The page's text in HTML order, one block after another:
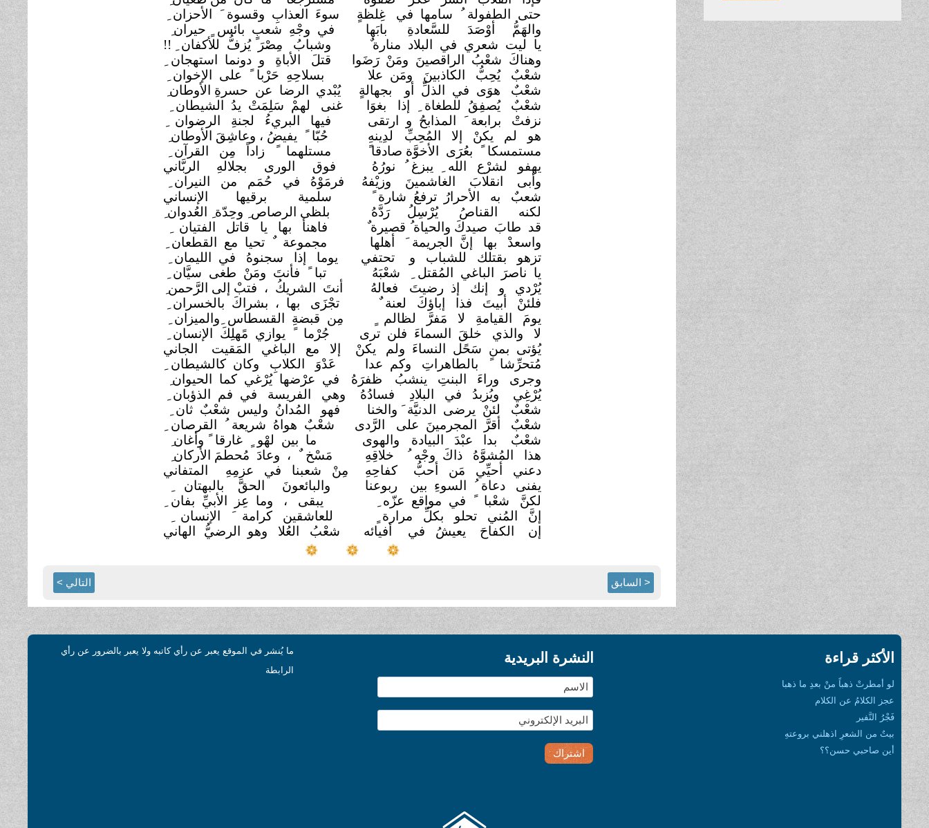
حتى الطفولة ُ سامها في
غِلظةٍ
والهَمُّ أوْصَدَ للسَّعادةِ
بابَها
يا ليت شعري في البلاد منارة
وهناكَ شعْبُ الراقصينَ ومَنْ رَضَوا
شعْبٌ يُحِبُّ الكاذبينَ ومَن علا
شعْبٌ هوَى في الذلِّ أو
بجهالةٍ
شعْبٌ يُصفِقُ للطغاة ِ إذا
بغوَا
نزفتْ برابعة َ المذابحُ و ارتقى
هو لم يكنْ إلا المُحِبِّ
لدِينهِ
مستمسكا ً بعُرَى الأخوَّة صادقا
يهفو لشرْع الله ِ يبزغ ُ
نورُهُ
وأبى انقلابَ الغاشمينَ وزيْفهُ
شعبٌ به الأحرارُ ترفعُ شارة
لكنه القناصُ يُرْسِلُ رَدَّهُ
قد طابَ صيدكَ والحياة ُ قصيرة ٌ
واسعدْ بها إنَّ الجريمة َ
أهلها
تزهو بقتلك للشباب و
تحتفي
يا ناصرَ الباغي المُقتل ِ
شعْبَهُ
يُرْدي و إنك إذ رضيتَ
فعالهُ
فلئنْ أبيتَ فذا إباؤكَ لعنة
يومَ القيامةِ لا مَفرَّ لظالم
لا والذي خلقَ السماءَ فلن ترى
يُؤتى بمن سَحًل النساءَ ولم
يكنْ
مُتحرِّشا ً بالطاهراتِ وكم عدا
وجرى وراءَ البنتِ ينشبُ
ظفرَهُ
يُرْغِي ويُزبدُ في البلادِ
فسادُهُ
شعْبٌ لئنْ يرضى الدنيَّة
شعْبٌ أقرَّ المجرمينَ على
الرَّدى
شعْبٌ بدا عبْدَ البيادة
والهوى
هذا المُشوَّهُ ذاكَ وجْه ُ
خلاقِهِ
دعني أحيِّي مَن أحبُّ
كفاحِهِ
يفنى دعاة ُ السوءِ بين
ربوعنا
لكنَّ شعْبا ً في مواقع عزّه
إنَّ المُني تحلو بكلِّ مرارة
إن الكفاحَ يعيشُ في
أفيائه
سوءَ العذابِ وقسوة َ الأحزان
في وجْهِ شعبٍ بائس ٍ حيران
وشبابُ مِصْرَ يُزفُّ للأكفان
قتلَ الأباةِ و دونما استهجان ِ
بسلاحِهِ حَرْبا ً على الإخوان
يُبْدي الرضا عن حسرةِ الأوطان
غنى لهمْ سَلِمَتْ يدُ الشيطان
فيها البريءُ لجنةِ الرضوان
حُبّا ً يفيضُ ، وعاشِقَ الأوطان
مستلهما ً زاداً مِن القرآن
فوق الورى بجلالهِ
الربَّاني
فرمَوْهُ في حُمَم من النيران
سلمية برقيها الإنساني
بلظى الرصاص ِ وحِدّة ِ العُدوان ِ
فاهنأ بها يا قاتل الفتيان
مجموعة ٌ تحيا مع القطعان
يوما إذا سجنوهُ في الليمان
تبا ً فأنتَ ومَنْ طغى سيَّان
أنتَ الشريكُ ، فتبْ إلى الرَّحمن
تجْزَى بها ، بشراكَ بالخسران
مِن قبضةِ القسطاس ِوالميزان
جُرْما ً يوازي مًهلِكَ الإنسان
إلا مع الباغي المَقيت
الجاني
عَدْوَ الكلابِ وكان كالشيطان ِ
في عرْضها يُرْغي كما الحيوان
وهي الفريسة في فم الذؤبان
فهو المُدانُ وليس شعْبٌ ثان
شعْبٌ هواهُ شريعة ُ القرصان ِ
ما بين لهْو ٍ غارقا ً وأغان
مَسْخ ٌ ، وعادَ مُحطمَ الأركان
مِنْ شعبنا في عزمِهِ
المتفاني
والبائعونَ الحقَّ بالبهتان
يبقى ، وما عِز الأبيِّ بفان ِ
للعاشقين كرامة َ الإنسان
شعْبُ العُلا وهو الرضيُّ
الهاني
< السابق التالي >
الأكثر قراءة
لو أمطرتْ ذهباً منْ بعدِ ما ذهبا
عجز الكلامُ عن الكلام
فَجْرُ النَّفير
بيتٌ من الشعرِ اذهلني بروعتهِ
أين صاحبي حسن؟؟
النشرة البريدية
ما يُنشر في الموقع يعبر عن رأي كاتبه ولا يعبر بالضرور عن رأي
الرابطة